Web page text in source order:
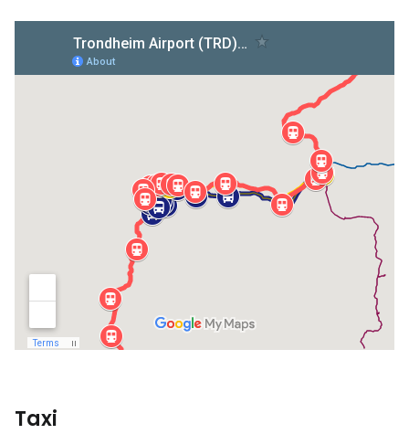
Taxi